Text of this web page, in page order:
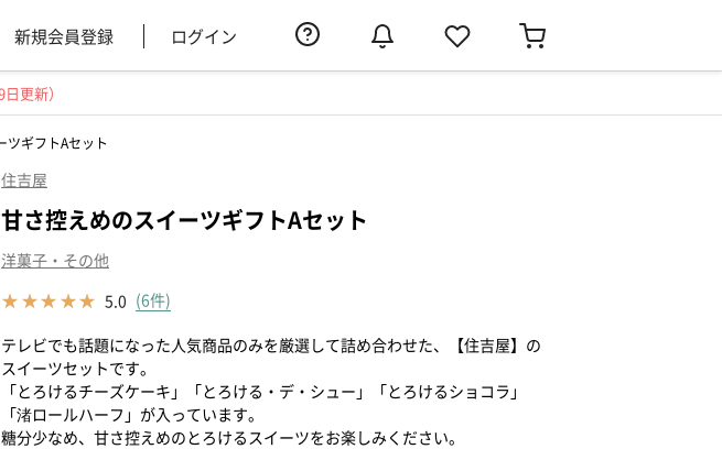
新規会員登録 ログイン
更新）
ツギフトAセット
住吉屋
甘さ控えめのスイーツギフトAセット
洋菓子・その他
5.0 (6件)
テレビでも話題になった人気商品のみを厳選して詰め合わせた、【住吉屋】の
スイーツセットです。
「とろけるチーズケーキ」「とろける・デ・シュー」「とろけるショコラ」
「渚ロールハーフ」が入っています。
糖分少なめ、甘さ控えめのとろけるスイーツをお楽しみください。